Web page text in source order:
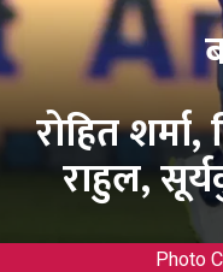
Photo
रोहित
राहुल,